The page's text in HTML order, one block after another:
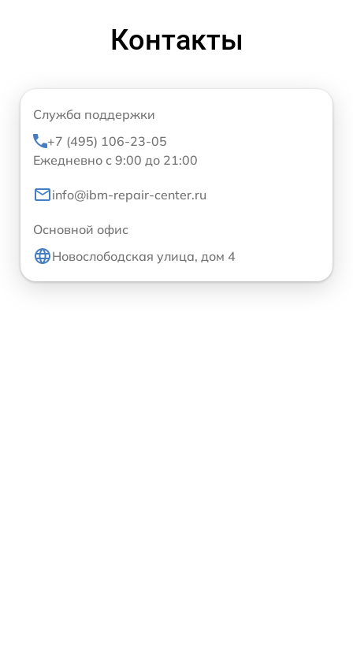
Контакты
Служба поддержки
+7 (495) 106-23-05
Ежедневно с 9:00 до 21:00
info@ibm-repair-center.ru
Основной офис
Новослободская улица, дом 4